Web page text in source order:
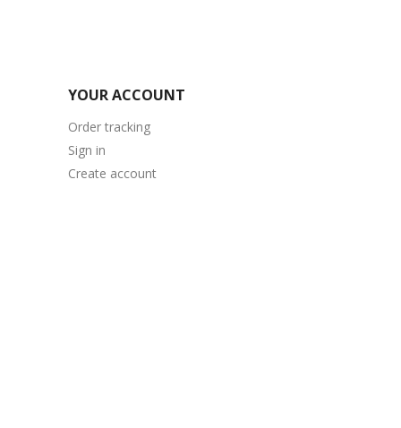
YOUR ACCOUNT
Order tracking
Sign in
Create account